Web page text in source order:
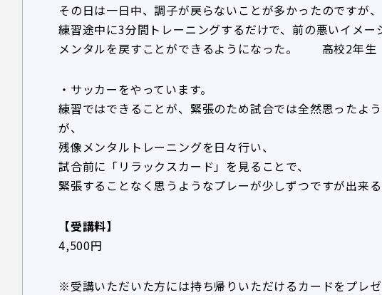
その日は一日中、調子が戻らないことが多かったのですが、
練習途中に3分間トレーニングするだけで、前の悪いイメー
メンタルを戻すことができるようになった。 高校2年生
・サッカーをやっています。
練習ではできることが、緊張のため試合では全然思ったよ
が、
残像メンタルトレーニングを日々行い、
試合前に「リラックスカード」を見ることで、
緊張することなく思うようなプレーが少しずつですが出
【受講料】
4,500円
※受講いただいた方には持ち帰りいただけるカードをプレ